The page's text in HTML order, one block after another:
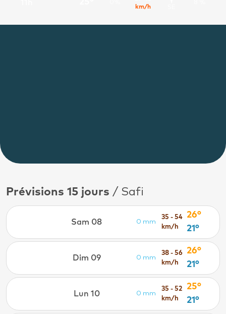
km/h
Prévisions 15 jours / Safi
Sam 08 0 mm
35 - 54
km/h
26°
21°
Dim 09 0 mm
38 - 56
km/h
26°
21°
Lun 10 0 mm
35 - 52
km/h
25°
21°